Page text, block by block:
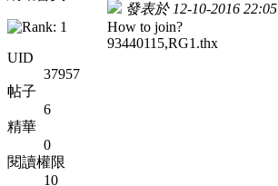
UID
37957
帖子
6
精華
0
閱讀權限
10
發表於 12-10-2016 22:05
How to join?
93440115,RG1.thx